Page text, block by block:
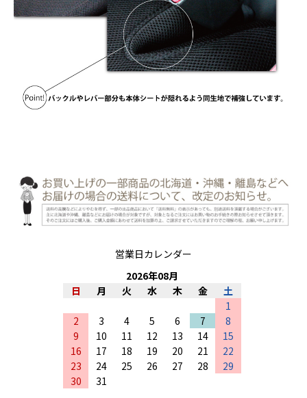
営業日カレンダー
2026年08月
日
月 火 水 木 金
土
1
2
3 4 5 6 7
8
9
10 11 12 13 14
15
16
17 18 19 20 21
22
23
24 25 26 27 28
29
30
31